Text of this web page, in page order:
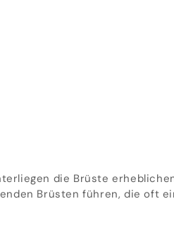
die Brüste
Brüsten führen, die oft